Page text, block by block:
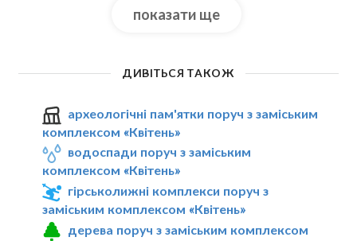
показати ще
ДИВІТЬСЯ ТАКОЖ
археологічні пам'ятки поруч з заміським
комплексом «Квітень»
водоспади поруч з заміським
комплексом «Квітень»
гірськолижні комплекси поруч з
заміським комплексом «Квітень»
дерева поруч з заміським комплексом